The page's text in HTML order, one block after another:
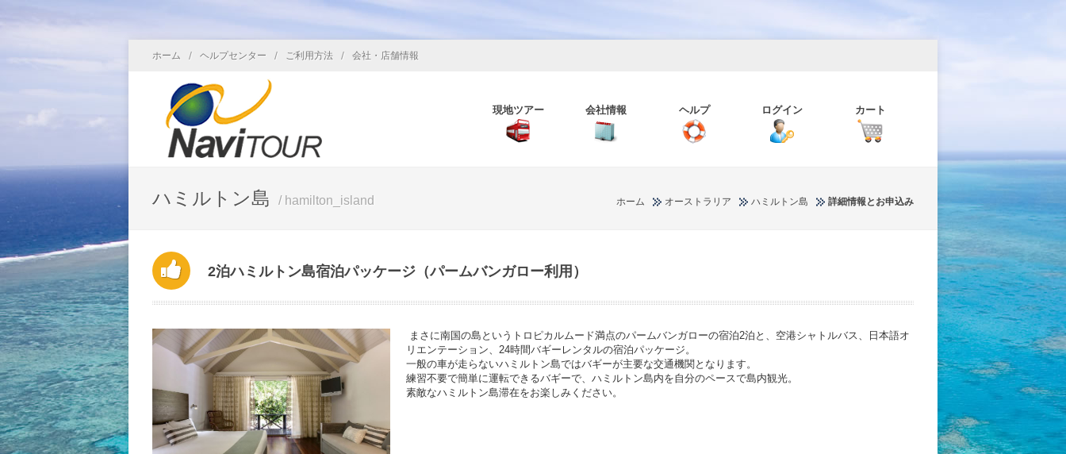
ホーム / ヘルプセンター / ご利用方法 / 会社・店舗情報
現地ツアー 会社情報 ヘルプ ログイン カート
ハミルトン島 / hamilton_island ホーム オーストラリア ハミルトン島 詳細情報とお申込み
2泊ハミルトン島宿泊パッケージ（パームバンガロー利用）
まさに南国の島というトロピカルムード満点のパームバンガローの宿泊2泊と、空港シャトルバス、日本語オ
リエンテーション、24時間バギーレンタルの宿泊パッケージ。
一般の車が走らないハミルトン島ではバギーが主要な交通機関となります。
練習不要で簡単に運転できるバギーで、ハミルトン島内を自分のペースで島内観光。
素敵なハミルトン島滞在をお楽しみください。